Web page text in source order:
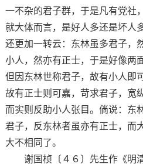
一不杂的君子群，于是凡有党社
就大体而言，是好人多还是坏人
还更加一转云：东林虽多君子，
小人，然亦有正士，于是好像两
但因东林世称君子，故有小人即
故有正士则可嘉，苛求君子，宽
而实则反助小人张目。倘说：东
君子，反东林者虽亦有正士，而
大不相同了。
谢国桢〔４６〕先生作《明